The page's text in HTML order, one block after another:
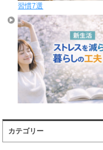
習慣7選
カテゴリー